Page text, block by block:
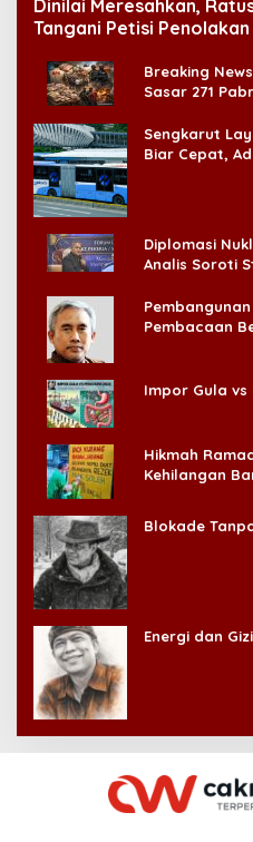
Dinilai Meresahkan,
Tangani Petisi
Breaking
Sasar 271
Sengkarut
Biar Cepat,
Diplomasi
Analis Soroti
Pembacaan
Impor Gula vs
Hikmah
Kehilangan
Blokade
Energi dan